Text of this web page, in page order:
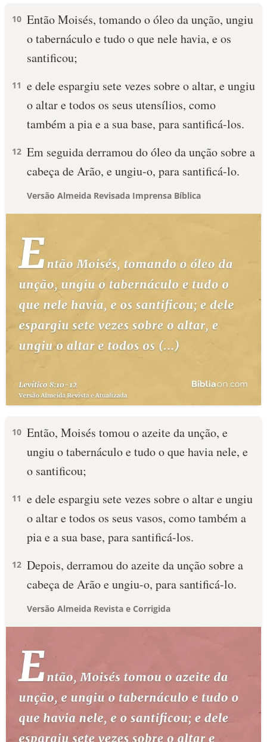
10 Então Moisés, tomando o óleo da unção, ungiu
o tabernáculo e tudo o que nele havia, e os
santificou;
11 e dele espargiu sete vezes sobre o altar, e ungiu
o altar e todos os seus utensílios, como
também a pia e a sua base, para santificá-los.
12 Em seguida derramou do óleo da unção sobre a
cabeça de Arão, e ungiu-o, para santificá-lo.
Versão Almeida Revisada Imprensa Bíblica
10 Então, Moisés tomou o azeite da unção, e
ungiu o tabernáculo e tudo o que havia nele, e
o santificou;
11 e dele espargiu sete vezes sobre o altar e ungiu
o altar e todos os seus vasos, como também a
pia e a sua base, para santificá-los.
12 Depois, derramou do azeite da unção sobre a
cabeça de Arão e ungiu-o, para santificá-lo.
Versão Almeida Revista e Corrigida